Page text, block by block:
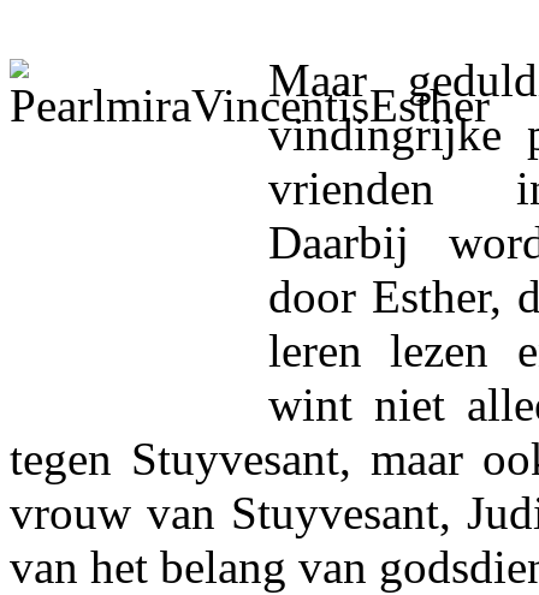
Maar
vindingrijke
vrienden
Daarbij
door Esther,
leren lezen
wint niet
tegen Stuyvesant, maar
vrouw van Stuyvesant,
van het belang van